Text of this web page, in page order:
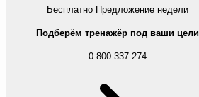
Бесплатно Предложение недели
Подберём тренажёр под ваши цели
0 800 337 274